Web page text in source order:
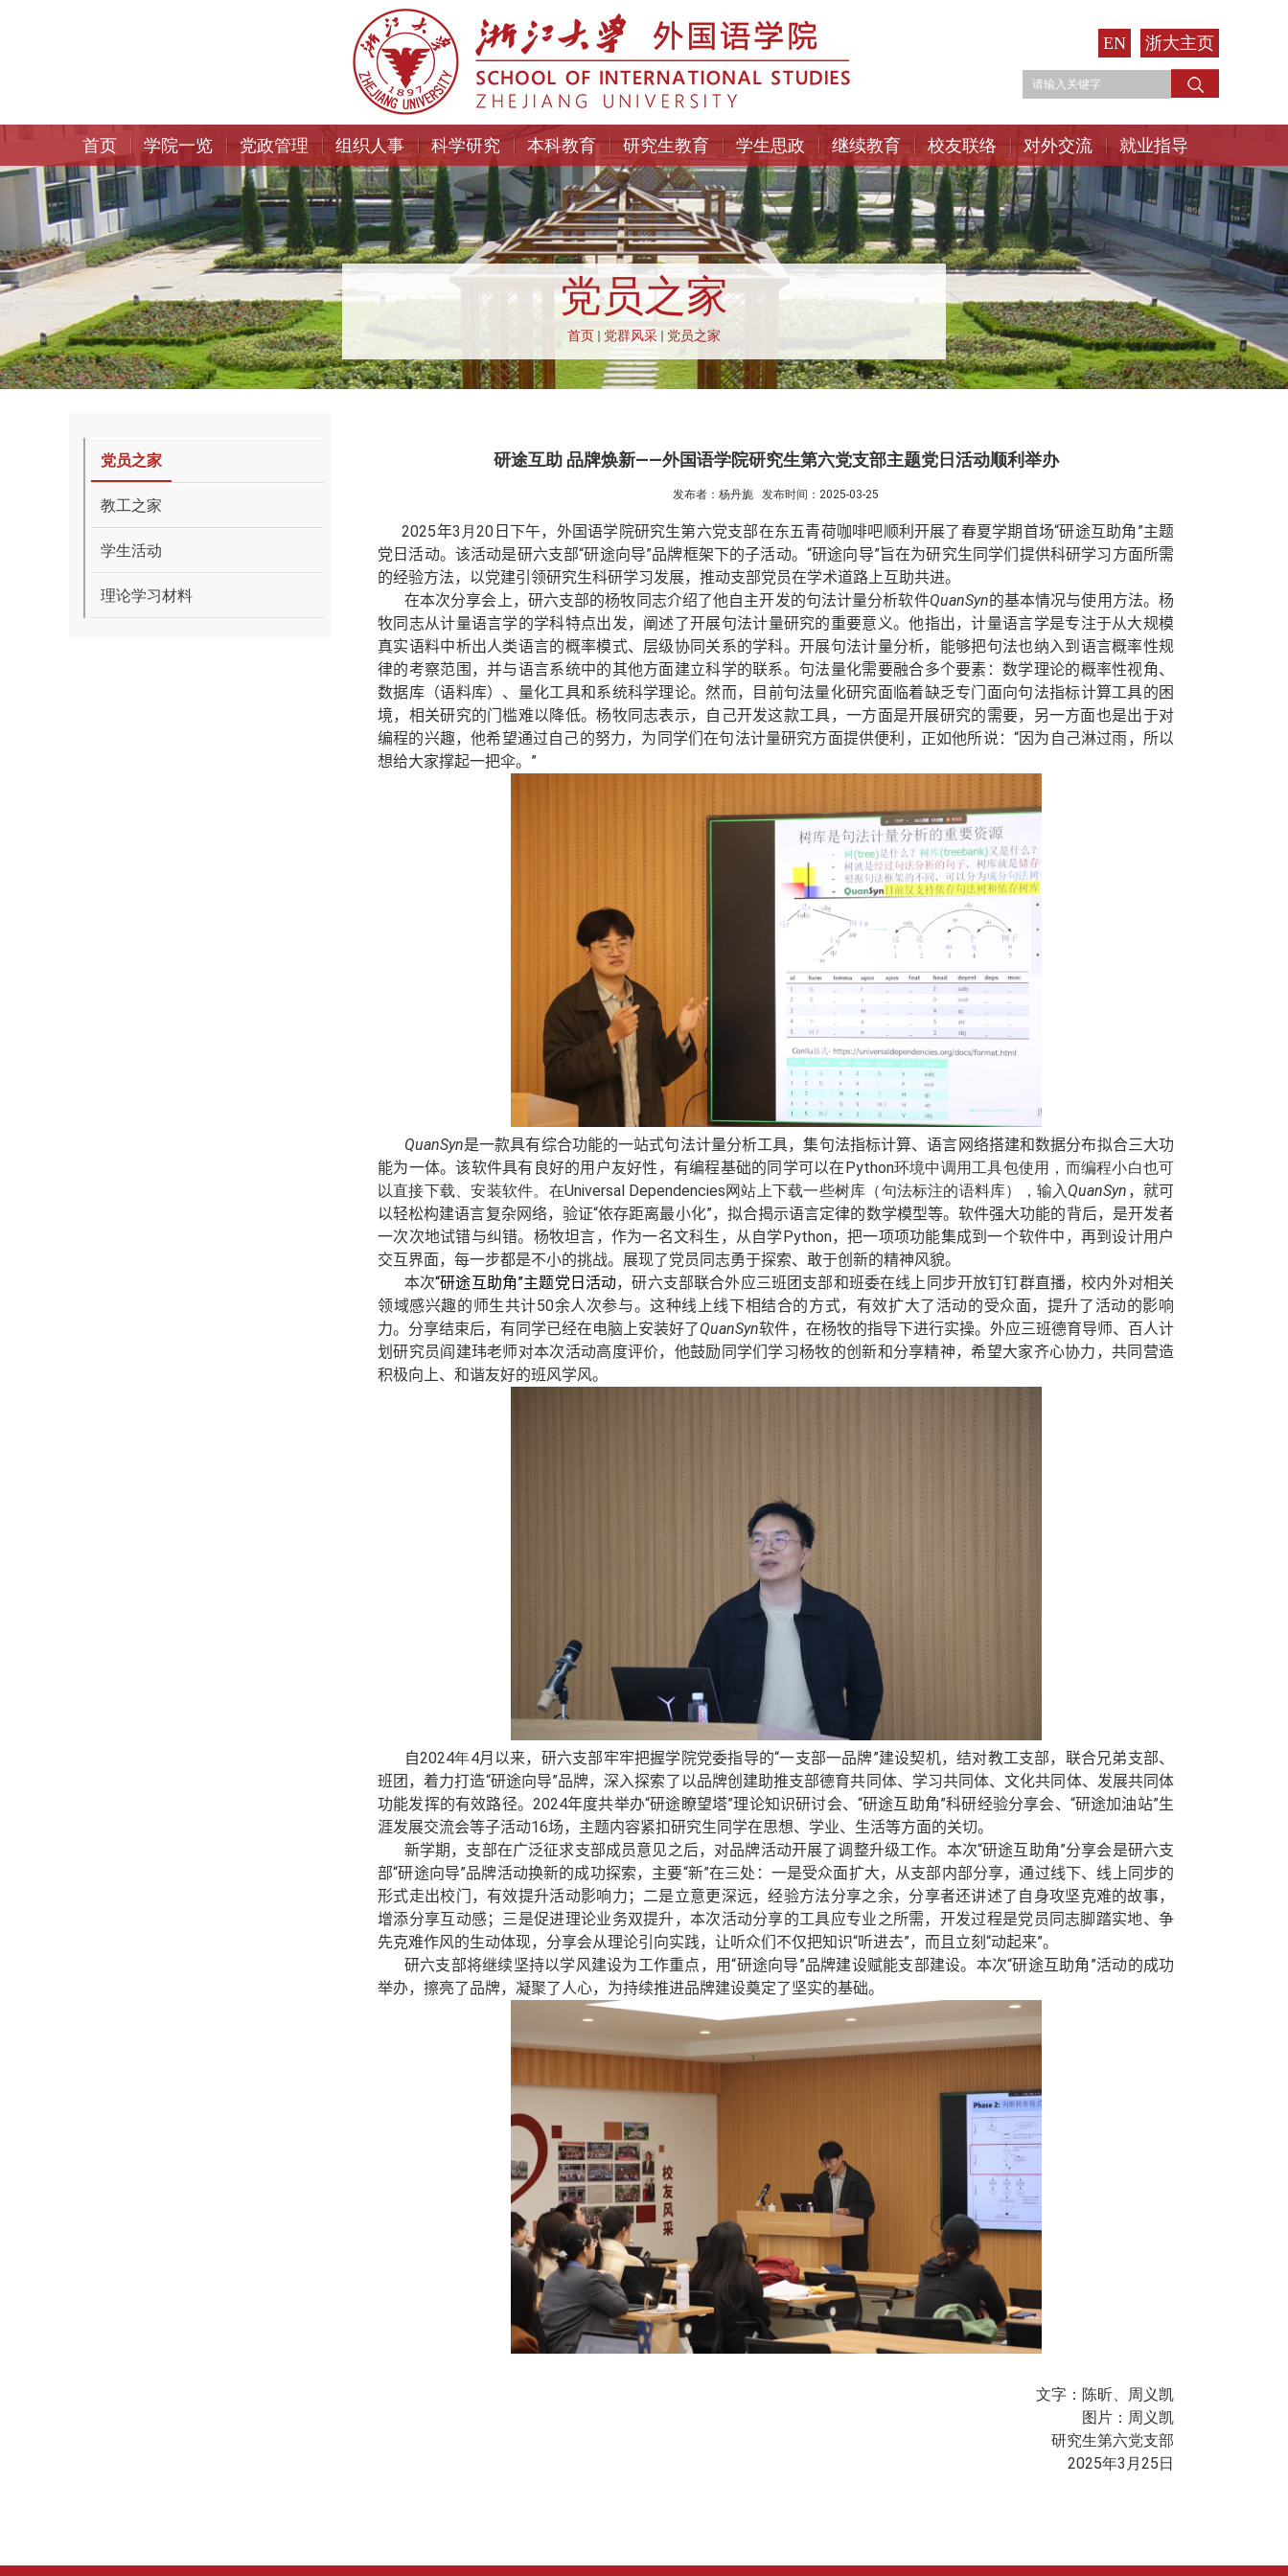
EN 浙大主页
首页 学院一览 党政管理 组织人事 科学研究 本科教育 研究生教育 学生思政 继续教育 校友联络 对外交流 就业指导
党员之家
首页 党群风采 党员之家
党员之家
教工之家
学生活动
理论学习材料
研途互助 品牌焕新——外国语学院研究生第六党支部主题党日活动顺利举办
发布者：杨丹旎 发布时间：2025-03-25
2025年3 月20 日下午，外国语学院研究生第六党支部在东五青荷咖啡吧顺利开展了春夏学期首场“研途互助角”主题
党日 活动。该活动是研六支部“研途向导”品牌框架下的子活动。“研途向导”旨在为研究生同学们提供科研学习方面所需
的经验方法， 以党建引领研究生科研学习发展，推动支部党员在学术道路上互助共进。
在本次分享会上，研六支部的杨牧同志介绍了他自主开发的句法计量分析软件QuanSyn的基本情况与使用方法。杨
牧同志从计量语言学的学科特点出发，阐述了开展句法计量研究的重要意义。他指出，计量语言学是专注于从大规模
真实语料中析出人类语言的概率模式、层级协同关系的学科。开展句法计量分析， 能够把句法也纳入到语言概率性规
律的考察范围，并与语言系统中的其他方面建立科学的联系。句法量化需要融合多个要素：数学理论的概率性视角、
数据库（语料库）、量化工具和系统科学理论。然而，目前句法量化研究面临着缺乏专门面向句法指标计算工具的困
境，相关研究的门槛难以降低。杨牧同志表示，自己开发这款工具，一方面是开展研究的需要，另一方面也是出于对
编程的兴趣，他希望通过自己的努力，为同学们在句法计量研究方面提供便利，正如他所说：“因为自己淋过雨，所以
想给大家撑起一把伞。”
QuanSyn是一款具有综合功能的一站式句法计量分析工具，集句法指标计算、语言网络搭建和数据分布拟合三大功
能为一体。该软件具有良好的用户友好性， 有编程基础的同学可以在Python环境中调用工具包使用，而编程小白也可
以直接下载、安装软件。在Universal Dependencies网站上下载一些树库（句法标注的语料库），输入QuanSyn ，就可
以轻松构建语言复杂网络，验证“依存距离最小化”，拟合揭示语言定律的数学模型等。软件强大功能的背后，是开发者
一次次地试错与纠错。杨牧坦言，作为一名文科生，从自学Python，把一项项功能集成到一个软件中，再到设计用户
交互界面，每一步都是不小的挑战。 展现了党员同志勇于探索、敢于创新的精神风貌。
本次“研途互助角”主题党日活动，研六支部联合外应三班团支部和班委在线上同步开放钉钉群直播，校内外对相关
领域感兴趣的师生共计50余人次参与。这种线上线下相结合的方式，有效扩大了活动的受众面，提升了活动的影响
力。 分享结束后，有同学已经在电脑上安装好了QuanSyn软件，在杨牧的指导下进行实操。外应三班德育导师、百人计
划研究员阎建玮老师对本次活动高度评价，他鼓励同学们学习杨牧的创新和分享精神，希望大家齐心协力，共同营造
积极向上、和谐友好的班风学风。
自2024年4月以来，研六支部牢牢把握学院党委指导的“一支部一品牌”建设契机，结对教工支部，联合兄弟支部、
班团，着力打造“研途向导”品牌，深入探索了以品牌创建助推支部德育共同体、学习共同体、文化共同体、发展共同体
功能发挥的有效路径。 2024年度共举办“研途瞭望塔”理论知识研讨会、“研途互助角”科研经验分享会、“研途加油站”生
涯发展交流会等子活动16场， 主题内容紧扣研究生同学在思想、学业、生活等方面的关切。
新学期，支部在广泛征求支部成员意见之后，对品牌活动开展了调整升级工作。本次“研途互助角”分享会是研六支
部“研途向导”品牌活动换新的成功探索，主要“新”在三处 ： 一是受众面扩大，从支部内部分享，通过线下、线上同步的
形式走出校门，有效提升活动影响力；二是立意更深远，经验方法分享之余，分享者还讲述了 自身攻坚克难的故事，
增添分享互动感；三是促进理论业务双提升，本次活动分享的工具应专业之所需，开发过程是党员同志脚踏实地、争
先克难作风的生动体现，分享会从理论引向实践， 让听众们不仅把知识“听进去”，而且立刻 “动起来”。
研六支部将继续坚持以学风建设为工作重点，用“研途向导”品牌建设赋能支部建设。本次“研途互助角”活动的成功
举办，擦亮了品牌，凝聚了人心，为持续推进品牌建设奠定了坚实的基础。
文字：陈昕、周义凯
图片：周义凯
研究生第六党支部
2025年3 月25日